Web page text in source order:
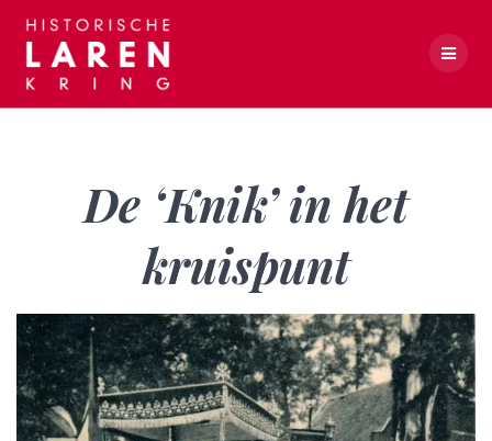
De ‘Knik’ in het
kruispunt